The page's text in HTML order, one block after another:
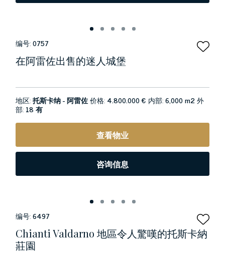
编号:0757
在阿雷佐出售的迷人城堡
地区:托斯卡纳 - 阿雷佐价格: 4.800.000 € 内部:6,000 m2外
部: 18 有
查看物业
咨询信息
编号:6497
Chianti Valdarno 地區令人驚嘆的托斯卡納
莊園